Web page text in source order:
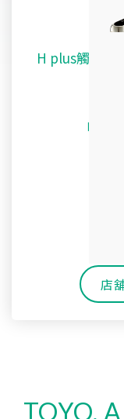
H plus觸控廚
鹼性
還
SPACO 觸控
SPACO
SPACO 櫥
淨水御守 -
淨水御守-全
櫥
不鏽鋼
全戶式
TW-308及
TW-
淨
戶
鹼性離
Super
店
TOYO,